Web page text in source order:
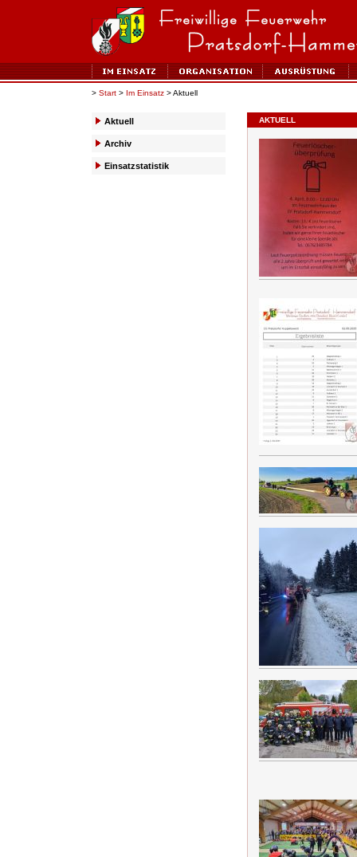
> Start > Im Einsatz > Aktuell
Aktuell
Archiv
Einsatzstatistik
AKTUELL